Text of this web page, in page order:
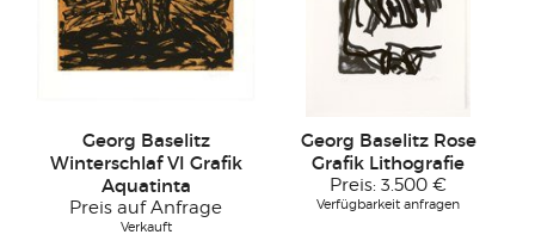
Georg Baselitz
Winterschlaf VI Grafik
Aquatinta
Preis auf Anfrage
Verkauft
Georg Baselitz Rose
Grafik Lithografie
Preis: 3.500 €
Verfügbarkeit anfragen